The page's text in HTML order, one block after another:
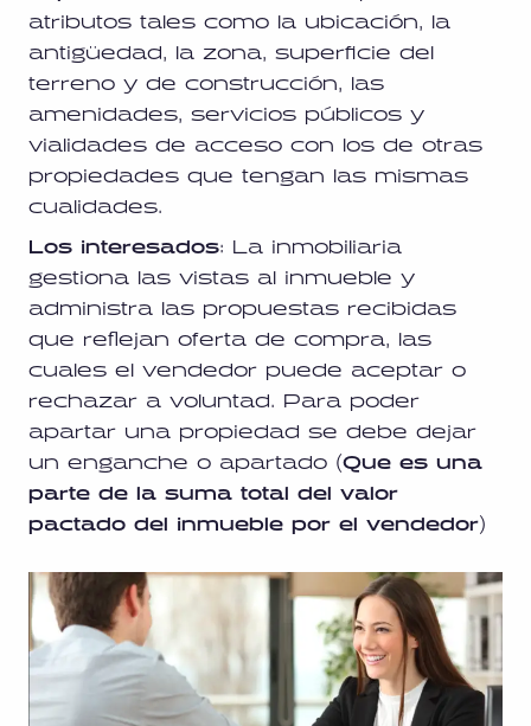
atributos tales como la ubicación, la
antigüedad, la zona, superficie del
terreno y de construcción, las
amenidades, servicios públicos y
vialidades de acceso con los de otras
propiedades que tengan las mismas
cualidades.
Los interesados : La inmobiliaria
gestiona las vistas al inmueble y
administra las propuestas recibidas
que reflejan oferta de compra, las
cuales el vendedor puede aceptar o
rechazar a voluntad. Para poder
apartar una propiedad se debe dejar
un enganche o apartado (Que es una
parte de la suma total del valor
pactado del inmueble por el vendedor)